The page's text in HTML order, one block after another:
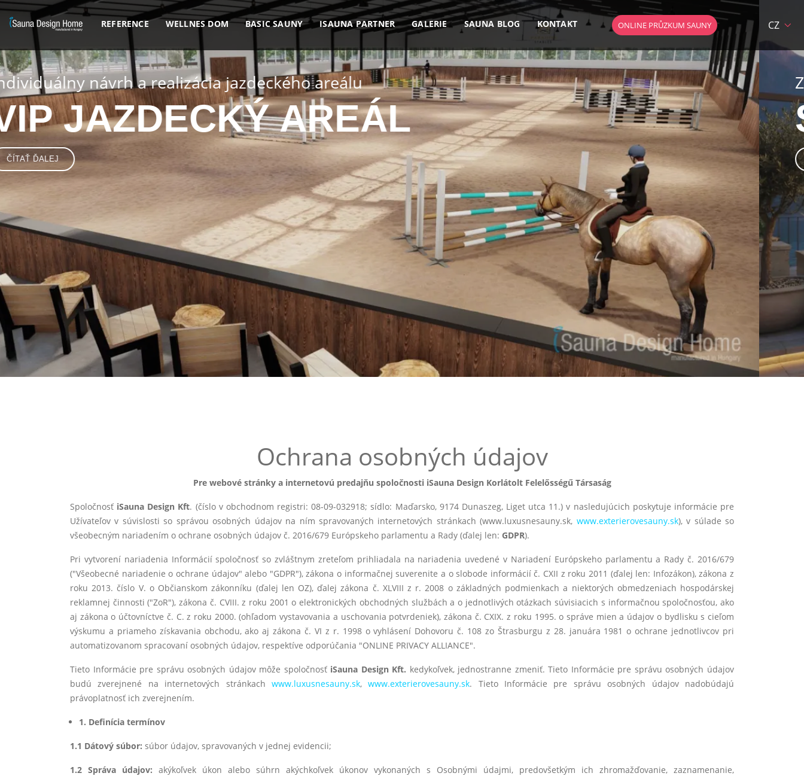
REFERENCE WELLNES DOM BASIC SAUNY ISAUNA PARTNER GALERIE SAUNA BLOG KONTAKT ONLINE PRŮZKUM SAUNY
CZ
HU
DE
AT
SK
Zrkadlová sklenená sauna
S ARCHITEKTONICKÝM PRÍSTUPOM
SPOZNAJTE KONCEPT
Ochrana osobných údajov
Pre webové stránky a internetovú predajňu spoločnosti iSauna Design Korlátolt Felelősségű Társaság
Spoločnosť iSauna Design Kft. (číslo v obchodnom registri: 08-09-032918; sídlo: Maďarsko, 9174 Dunaszeg, Liget utca 11.) v nasledujúcich poskytuje informácie pre
Užívateľov v súvislosti so správou osobných údajov na ním spravovaných internetových stránkach (www.luxusnesauny.sk, www.exterierovesauny.sk), v súlade so
všeobecným nariadením o ochrane osobných údajov č. 2016/679 Európskeho parlamentu a Rady (ďalej len: GDPR).
Pri vytvorení nariadenia Informácií spoločnosť so zvláštnym zreteľom prihliadala na nariadenia uvedené v Nariadení Európskeho parlamentu a Rady č. 2016/679
("Všeobecné nariadenie o ochrane údajov" alebo "GDPR"), zákona o informačnej suverenite a o slobode informácií č. CXII z roku 2011 (ďalej len: Infozákon), zákona z
roku 2013. číslo V. o Občianskom zákonníku (ďalej len OZ), ďalej zákona č. XLVIII z r. 2008 o základných podmienkach a niektorých obmedzeniach hospodárskej
reklamnej činnosti ("ZoR"), zákona č. CVIII. z roku 2001 o elektronických obchodných službách a o jednotlivých otázkach súvisiacich s informačnou spoločnosťou, ako
aj zákona o účtovníctve č. C. z roku 2000. (ohľadom vystavovania a uschovania potvrdeniek), zákona č. CXIX. z roku 1995. o správe mien a údajov o bydlisku s cieľom
výskumu a priameho získavania obchodu, ako aj zákona č. VI z r. 1998 o vyhlásení Dohovoru č. 108 zo Štrasburgu z 28. januára 1981 o ochrane jednotlivcov pri
automatizovanom spracovaní osobných údajov, respektíve odporúčania "ONLINE PRIVACY ALLIANCE".
Tieto Informácie pre správu osobných údajov môže spoločnosť iSauna Design Kft. kedykoľvek, jednostranne zmeniť. Tieto Informácie pre správu osobných údajov
budú zverejnené na internetových stránkach www.luxusnesauny.sk,www.exterierovesauny.sk. Tieto Informácie pre správu osobných údajov nadobúdajú
právoplatnosť ich zverejnením.
1. Definícia termínov
1.1 Dátový súbor: súbor údajov, spravovaných v jednej evidencii;
1.2 Správa údajov: akýkoľvek úkon alebo súhrn akýchkoľvek úkonov vykonaných s Osobnými údajmi, predovšetkým ich zhromažďovanie, zaznamenanie,